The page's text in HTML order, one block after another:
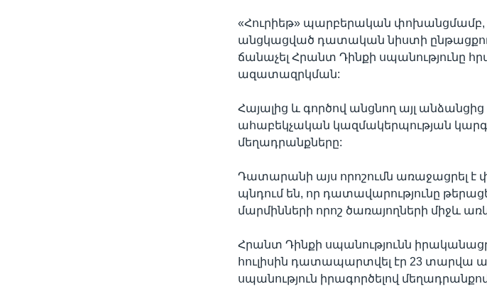
«Հուրիեթ» պարբերական փոխանցմամբ,
անցկացված դատական նիստի
ճանաչել Հրանտ Դինքի սպանությունը
ազատազրկման:
Հայալից և գործով անցնող այլ
ահաբեկչական կազմակերպության
մեղադրանքները:
Դատարանի այս որոշումն առաջացրել է
պնդում են, որ դատավարությունը
մարմինների որոշ ծառայողների միջև
Հրանտ Դինքի սպանությունն
հուլիսին դատապարտվել էր 23
սպանություն իրագործելով